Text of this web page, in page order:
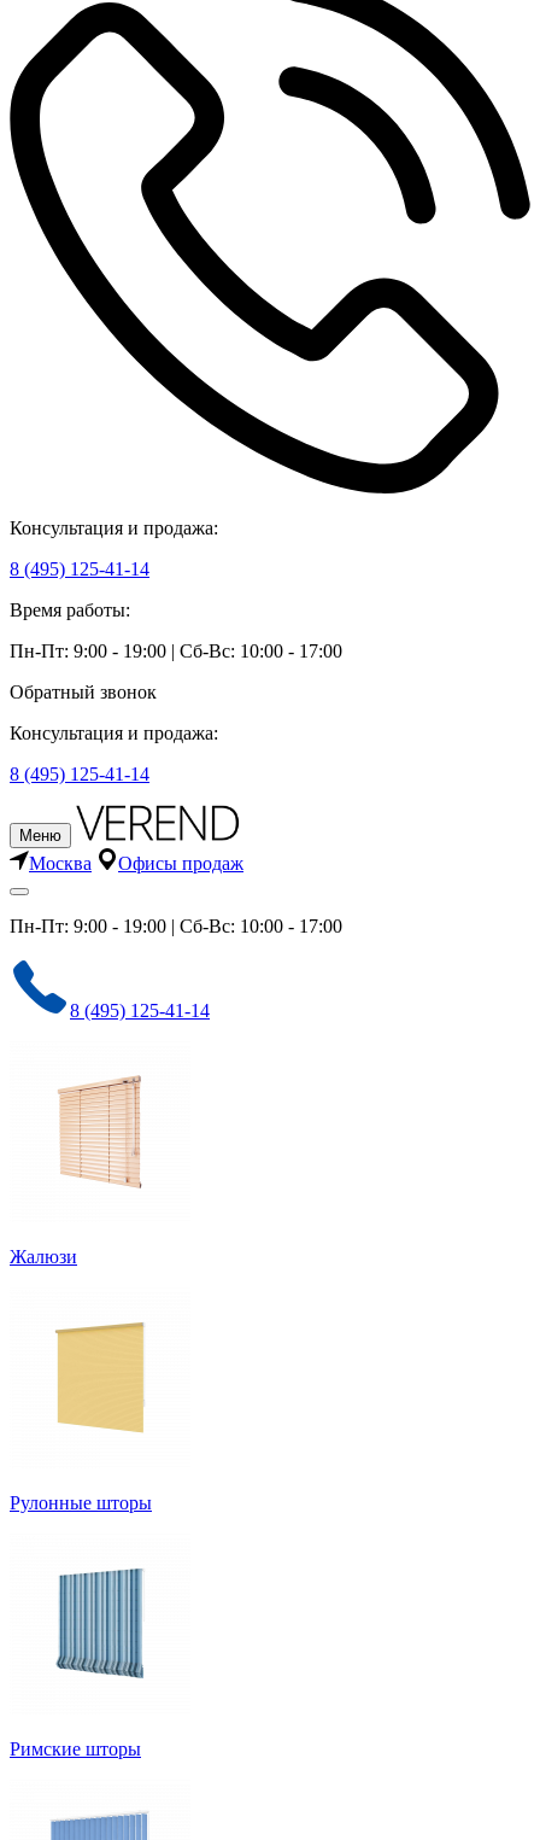
Консультация и продажа:
8 (495) 125-41-14
Время работы:
Пн-Пт: 9:00 - 19:00 | Сб-Вс: 10:00 - 17:00
Обратный звонок
Консультация и продажа:
8 (495) 125-41-14
Меню
Москва Офисы продаж
Пн-Пт: 9:00 - 19:00 | Сб-Вс: 10:00 - 17:00
8 (495) 125-41-14
Жалюзи
Рулонные шторы
Римские шторы